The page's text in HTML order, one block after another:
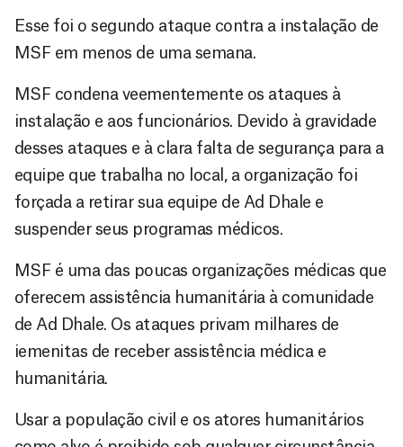
Esse foi o segundo ataque contra a instalação de
MSF em menos de uma semana.
MSF condena veementemente os ataques à
instalação e aos funcionários. Devido à gravidade
desses ataques e à clara falta de segurança para a
equipe que trabalha no local, a organização foi
forçada a retirar sua equipe de Ad Dhale e
suspender seus programas médicos.
MSF é uma das poucas organizações médicas que
oferecem assistência humanitária à comunidade
de Ad Dhale. Os ataques privam milhares de
iemenitas de receber assistência médica e
humanitária.
Usar a população civil e os atores humanitários